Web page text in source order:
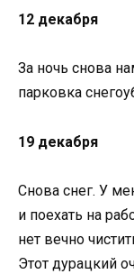
12 декабря
За ночь снова
парковка
19 декабря
Снова снег. У
и поехать на
нет вечно
Этот дурацкий